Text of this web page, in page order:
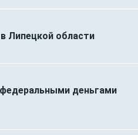
Липецкой области
деньгами